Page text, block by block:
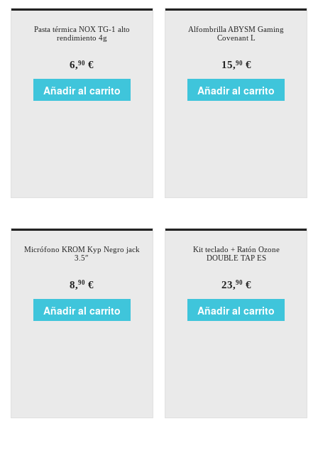
Pasta térmica NOX TG-1 alto
rendimiento 4g
6,90 €
Añadir al carrito
Alfombrilla ABYSM Gaming
Covenant L
15,90€
Añadir al carrito
Micrófono KROM Kyp Negro jack
3.5″
8,90 €
Añadir al carrito
Kit teclado + Ratón Ozone
DOUBLE TAP ES
23,90€
Añadir al carrito